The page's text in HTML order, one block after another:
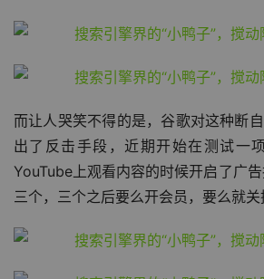
而让人哭笑不得的是，谷歌对这种断
出了反击手段，近期开始在测试一
YouTube上观看内容的时候开启了广
三个，三个之后要么开会员，要么就关